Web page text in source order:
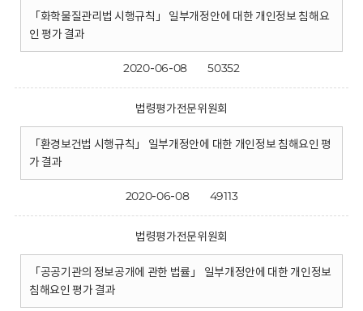
「화학물질관리법 시행규칙」 일부개정안에 대한 개인정보 침해요
인 평가 결과
2020-06-08 50352
법령평가전문위원회
「환경보건법 시행규칙」 일부개정안에 대한 개인정보 침해요인 평
가 결과
2020-06-08 49113
법령평가전문위원회
「공공기관의 정보공개에 관한 법률」 일부개정안에 대한 개인정보
침해요인 평가 결과